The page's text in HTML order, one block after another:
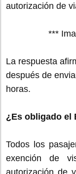
autorización de
***
La respuesta
después de
horas.
¿Es obligado el
Todos los
exención de
autorización de